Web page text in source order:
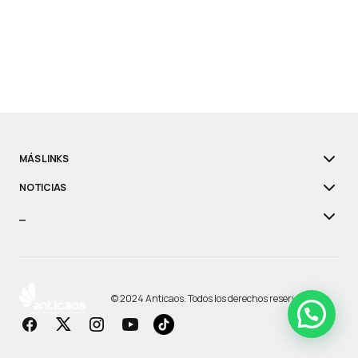
MÁS LINKS
NOTICIAS
_
© 2024 Anticaos. Todos los derechos reservados